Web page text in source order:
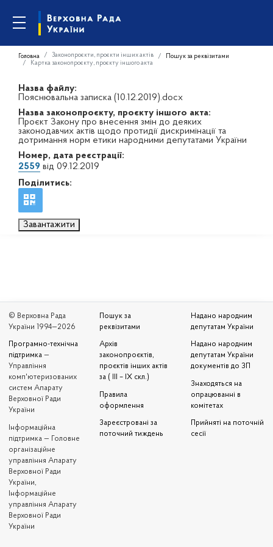
Головна Законопроєкти, проєкти інших актів
Пошук за реквізитами
Картка законопроєкту, проєкту іншого акта
Назва файлу:
Пояснювальна записка (10.12.2019).docx
Назва законопроєкту, проєкту іншого акта:
Проєкт Закону про внесення змін до деяких
законодавчих актів щодо протидії дискримінації та
дотримання норм етики народними депутатами України
Номер, дата реєстрації:
2559 від 09.12.2019
Поділитись:
Завантажити
© Верховна Рада
України 1994—2026
Програмно-технічна
підтримка —
Управління
комп'ютеризованих
систем Апарату
Верховної Ради
України
Iнформаційна
підтримка — Головне
організаційне
управління Апарату
Верховної Ради
України,
Інформаційне
управління Апарату
Верховної Ради
України
Пошук за
реквізитами
Архів
законопроєктів,
проєктів інших актів
за ( III – IX скл.)
Правила
оформлення
Зареєстровані за
поточний тиждень
Надано народним
депутатам України
Надано народним
депутатам України
документів до ЗП
Знаходяться на
опрацюванні в
комітетах
Прийняті на поточній
сесії